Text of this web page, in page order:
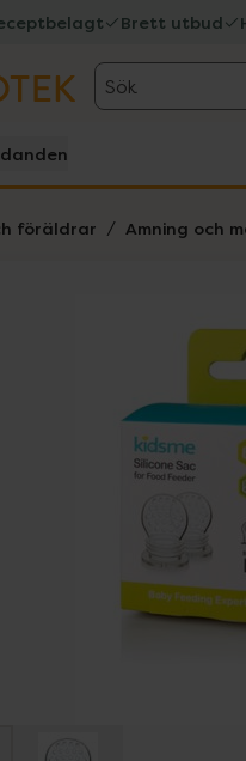
Brett utbud
Sök
föräldrar Amning och
. Innehåller 2 objekt.